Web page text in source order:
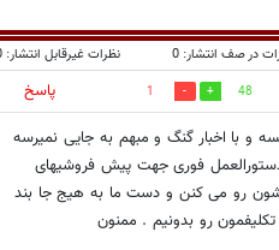
در صف انتشار: 0 نظرات غیرقابل انتشار: 0
48
1
پاسخ
و با اخبار گنگ و مبهم به جایی نمیرسه
دستورالعمل فوری جهت پیش فروشیهای
92 و ...)، خودروسازها کارخودشون رو می کنن و دست ما به هیج جا بند
رو بدونیم . ممنون